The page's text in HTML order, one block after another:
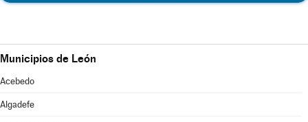
Municipios de León
Acebedo
Algadefe